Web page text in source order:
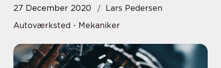
27 December 2020
Lars Pedersen
Autoværksted - Mekaniker